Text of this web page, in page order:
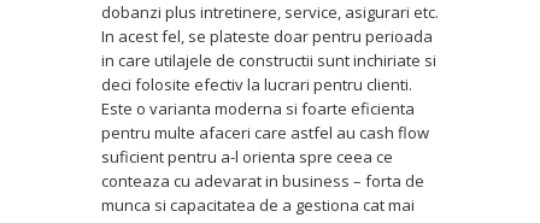
dobanzi plus intretinere, service, asigurari etc.
In acest fel, se plateste doar pentru perioada
in care utilajele de constructii sunt inchiriate si
deci folosite efectiv la lucrari pentru clienti.
Este o varianta moderna si foarte eficienta
pentru multe afaceri care astfel au cash flow
suficient pentru a-l orienta spre ceea ce
conteaza cu adevarat in business – forta de
munca si capacitatea de a gestiona cat mai